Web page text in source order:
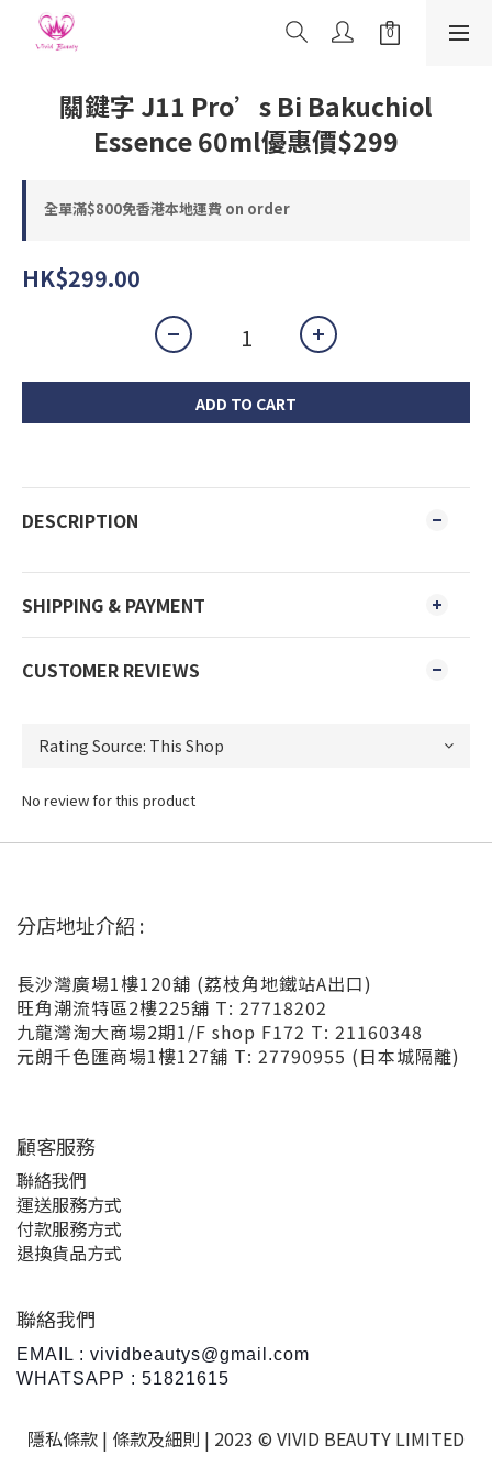
關鍵字 J11 Pro’s Bi Bakuchiol
Essence 60ml優惠價$299
全單滿$800免香港本地運費 on order
HK$299.00
ADD TO CART
DESCRIPTION
SHIPPING & PAYMENT
CUSTOMER REVIEWS
No review for this product
分店地址介紹 :
長沙灣廣場1樓120舖 (荔枝角地鐵站A出口)
旺角潮流特區2樓225舖 T: 27718202
九龍灣淘大商場2期1/F shop F172 T: 21160348
元朗千色匯商場1樓127舖 T: 27790955 (日本城隔離)
顧客服務
聯絡我們
運送服務方式
付款服務方式
退換貨品方式
聯絡我們
EMAIL : vividbeautys@gmail.com
WHATSAPP : 51821615
隱私條款 | 條款及細則 | 2023 © VIVID BEAUTY LIMITED